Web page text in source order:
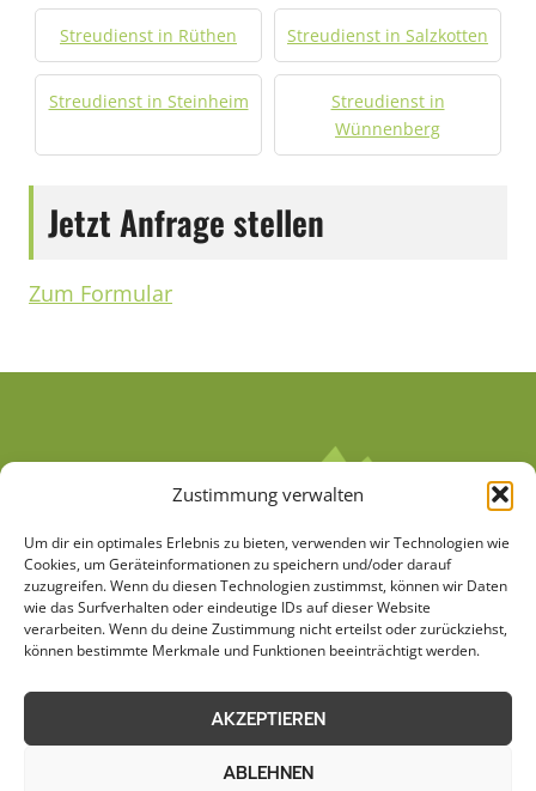
Zustimmung verwalten
Um dir ein optimales Erlebnis zu bieten, verwenden wir Technologien wie
Cookies, um Geräteinformationen zu speichern und/oder darauf
zuzugreifen. Wenn du diesen Technologien zustimmst, können wir Daten
wie das Surfverhalten oder eindeutige IDs auf dieser Website
verarbeiten. Wenn du deine Zustimmung nicht erteilst oder zurückziehst,
können bestimmte Merkmale und Funktionen beeinträchtigt werden.
AKZEPTIEREN
ABLEHNEN
Streudienst in Rüthen Streudienst in Salzkotten
Streudienst in Steinheim
Streudienst in
Wünnenberg
Jetzt Anfrage stellen
Zum Formular
AGB
Datenschutzerklärung
Cookie-Richtlinie (EU)
Kontakt
Impressum
Sitemap